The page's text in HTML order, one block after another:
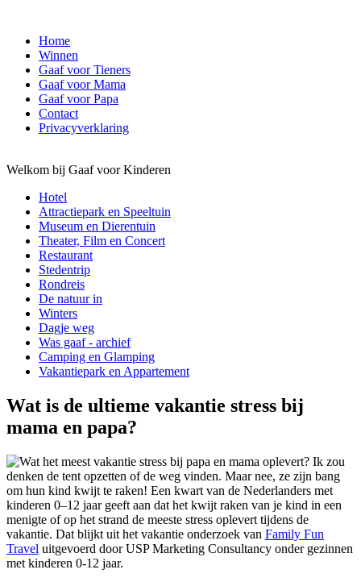
Home
Winnen
Gaaf voor Tieners
Gaaf voor Mama
Gaaf voor Papa
Contact
Privacyverklaring
Welkom bij Gaaf voor Kinderen
Hotel
Attractiepark en Speeltuin
Museum en Dierentuin
Theater, Film en Concert
Restaurant
Stedentrip
Rondreis
De natuur in
Winters
Dagje weg
Was gaaf - archief
Camping en Glamping
Vakantiepark en Appartement
Wat is de ultieme vakantie stress bij
mama en papa?
Wat het meest vakantie stress bij papa en mama oplevert? Ik zou
denken de tent opzetten of de weg vinden. Maar nee, ze zijn bang
om hun kind kwijt te raken! Een kwart van de Nederlanders met
kinderen 0–12 jaar geeft aan dat het kwijt raken van je kind in een
menigte of op het strand de meeste stress oplevert tijdens de
vakantie. Dat blijkt uit het vakantie onderzoek van Family Fun
Travel uitgevoerd door USP Marketing Consultancy onder gezinnen
met kinderen 0-12 jaar.